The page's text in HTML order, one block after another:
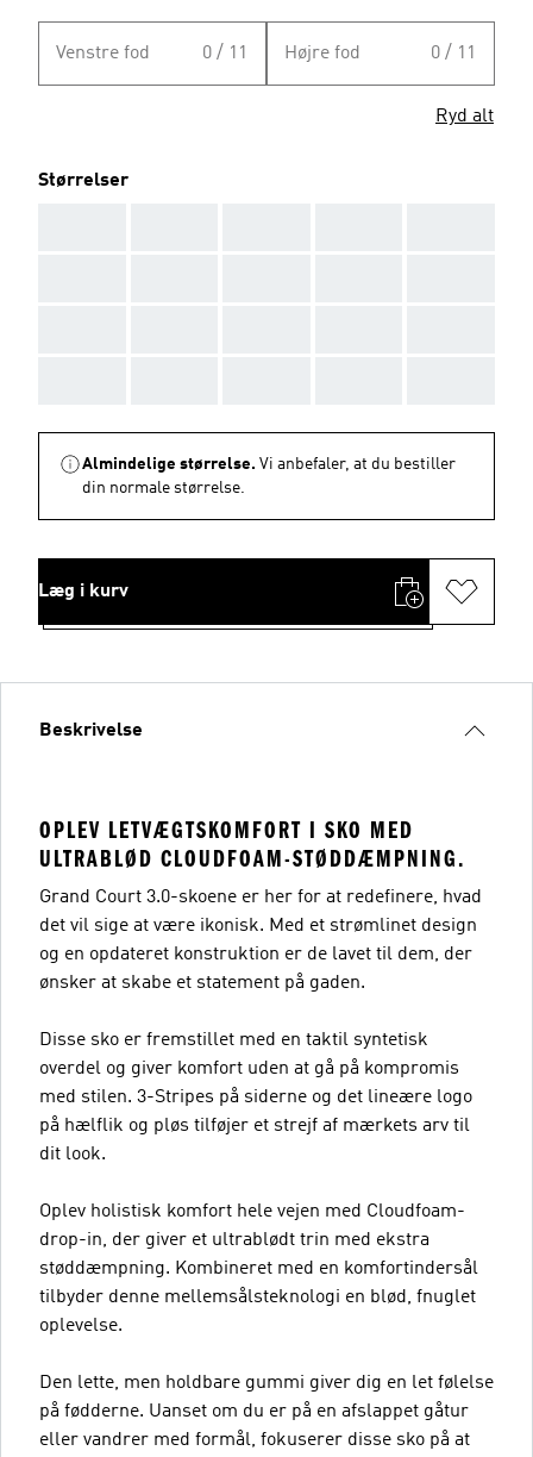
Venstre fod 0 / 11 Højre fod 0 / 11
Ryd alt
Størrelser
Almindelige størrelse. Vi anbefaler, at du bestiller
din normale størrelse.
Læg i kurv
Beskrivelse
OPLEV LETVÆGTSKOMFORT I SKO MED
ULTRABLØD CLOUDFOAM-STØDDÆMPNING.
Grand Court 3.0-skoene er her for at redefinere, hvad
det vil sige at være ikonisk. Med et strømlinet design
og en opdateret konstruktion er de lavet til dem, der
ønsker at skabe et statement på gaden.
Disse sko er fremstillet med en taktil syntetisk
overdel og giver komfort uden at gå på kompromis
med stilen. 3-Stripes på siderne og det lineære logo
på hælflik og pløs tilføjer et strejf af mærkets arv til
dit look.
Oplev holistisk komfort hele vejen med Cloudfoam-
drop-in, der giver et ultrablødt trin med ekstra
støddæmpning. Kombineret med en komfortindersål
tilbyder denne mellemsålsteknologi en blød, fnuglet
oplevelse.
Den lette, men holdbare gummi giver dig en let følelse
på fødderne. Uanset om du er på en afslappet gåtur
eller vandrer med formål, fokuserer disse sko på at